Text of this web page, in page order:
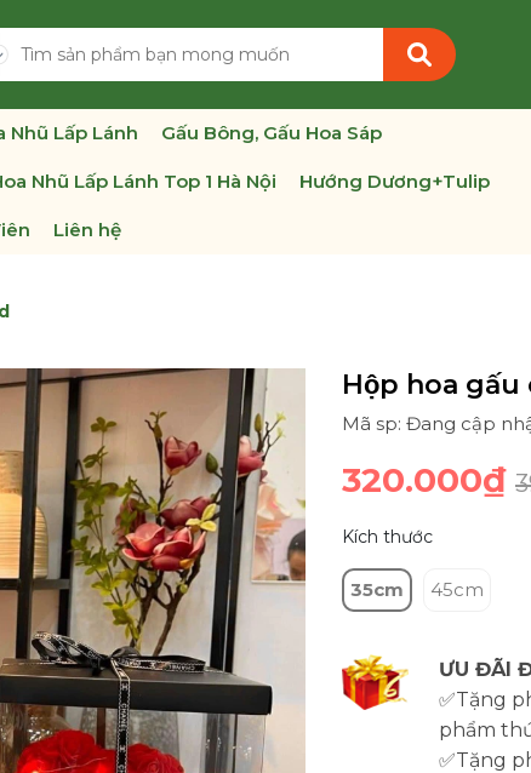
Nhũ Lấp Lánh Gấu Bông, Gấu Hoa Sáp
Nhũ Lấp Lánh Top 1 Hà Nội Hướng Dương+Tulip
Liên hệ
Hộp hoa gấu
Mã sp: Đang cập
320.000₫
Kích thước
35cm 45cm
ƯU ĐÃI
✅Tặng
phẩm
✅Tặng